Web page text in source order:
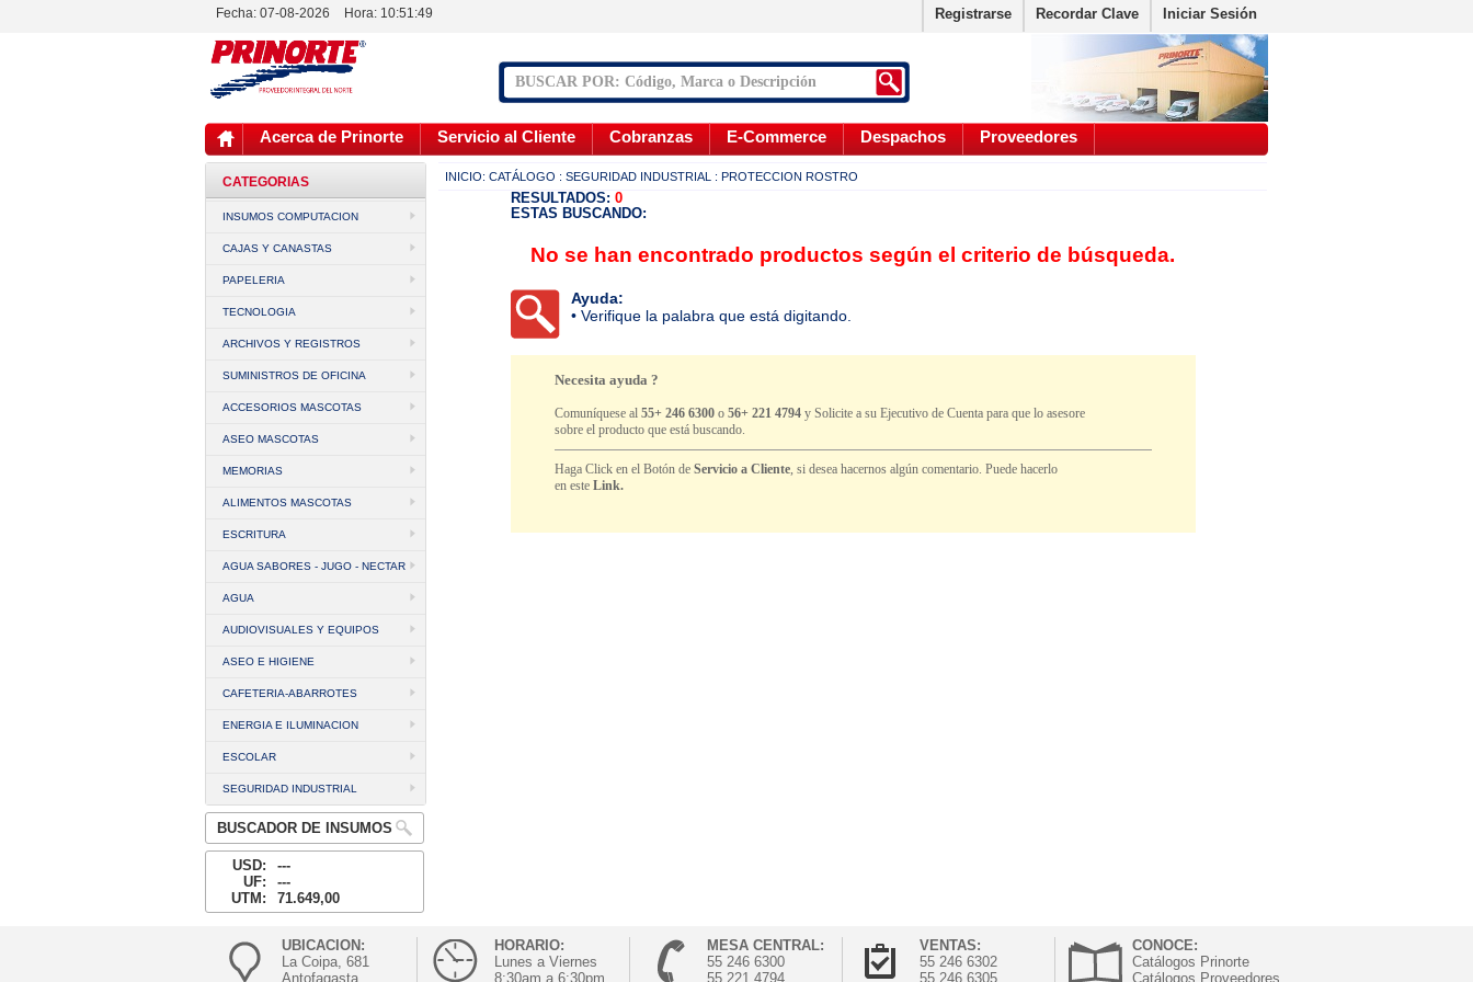
Fecha: 07-08-2026 Hora: 10:51:49 Registrarse Recordar Clave Iniciar Sesión
Acerca de Prinorte Servicio al Cliente Cobranzas E-Commerce Despachos Proveedores
CATEGORIAS
INSUMOS COMPUTACION
CAJAS Y CANASTAS
PAPELERIA
TECNOLOGIA
ARCHIVOS Y REGISTROS
SUMINISTROS DE OFICINA
ACCESORIOS MASCOTAS
ASEO MASCOTAS
MEMORIAS
ALIMENTOS MASCOTAS
ESCRITURA
AGUA SABORES - JUGO - NECTAR
AGUA
AUDIOVISUALES Y EQUIPOS
ASEO E HIGIENE
CAFETERIA-ABARROTES
ENERGIA E ILUMINACION
ESCOLAR
SEGURIDAD INDUSTRIAL
BUSCADOR DE INSUMOS
USD:
---
UF:
---
UTM:
71.649,00
INICIO: CATÁLOGO : SEGURIDAD INDUSTRIAL : PROTECCION ROSTRO
RESULTADOS: 0
ESTAS BUSCANDO:
No se han encontrado productos según el criterio de búsqueda.
Ayuda:
• Verifique la palabra que está digitando.
Necesita ayuda ?
Comuníquese al55+ 246 6300 o56+ 221 4794 y Solicite a su Ejecutivo de Cuenta para que lo asesore
sobre el producto que está buscando.
Haga Click en el Botón deServicio a Cliente, si desea hacernos algún comentario. Puede hacerlo
en esteLink.
UBICACION:
La Coipa, 681
Antofagasta
HORARIO:
Lunes a Viernes
8:30am a 6:30pm
MESA CENTRAL:
55 246 6300
55 221 4794
VENTAS:
55 246 6302
55 246 6305
CONOCE:
Catálogos Prinorte
Catálogos Proveedores